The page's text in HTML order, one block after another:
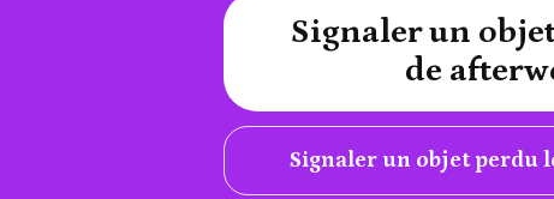
Signaler un
de
Signaler un objet perdu